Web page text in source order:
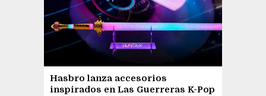
Hasbro lanza accesorios
inspirados en Las Guerreras K-Pop